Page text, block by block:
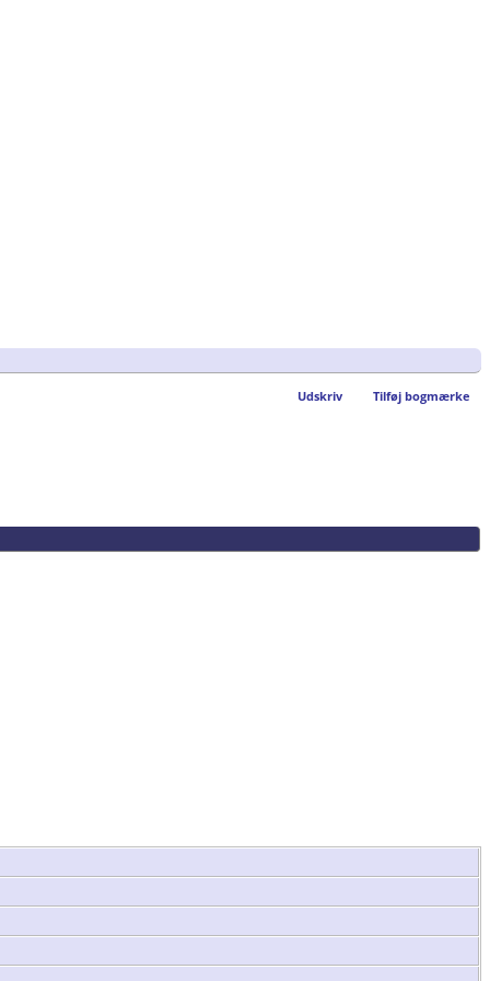
Udskriv Tilføj bogmærke